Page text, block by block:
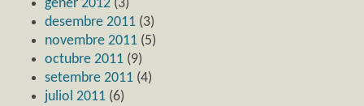
gener 2012 (3)
desembre 2011 (3)
novembre 2011 (5)
octubre 2011 (9)
setembre 2011 (4)
juliol 2011 (6)